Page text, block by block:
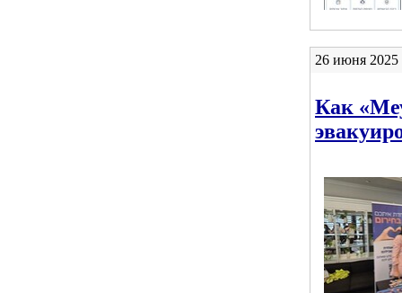
26 июня 2025
Как